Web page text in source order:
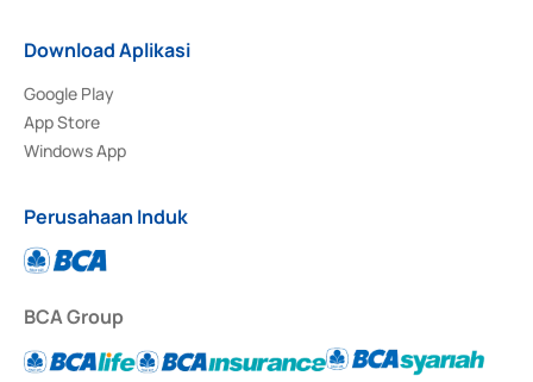
Download Aplikasi
Google Play
App Store
Windows App
Perusahaan Induk
BCA Group